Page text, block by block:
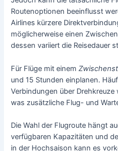
Routenoptionen beeinflusst
Airlines kürzere
möglicherweise einen
dessen variiert die Reisedauer
Für Flüge mit einem
und 15 Stunden einplanen.
Verbindungen über
was zusätzliche Flug- und
Die Wahl der Flugroute hängt
verfügbaren Kapazitäten und
in der Hochsaison kann es